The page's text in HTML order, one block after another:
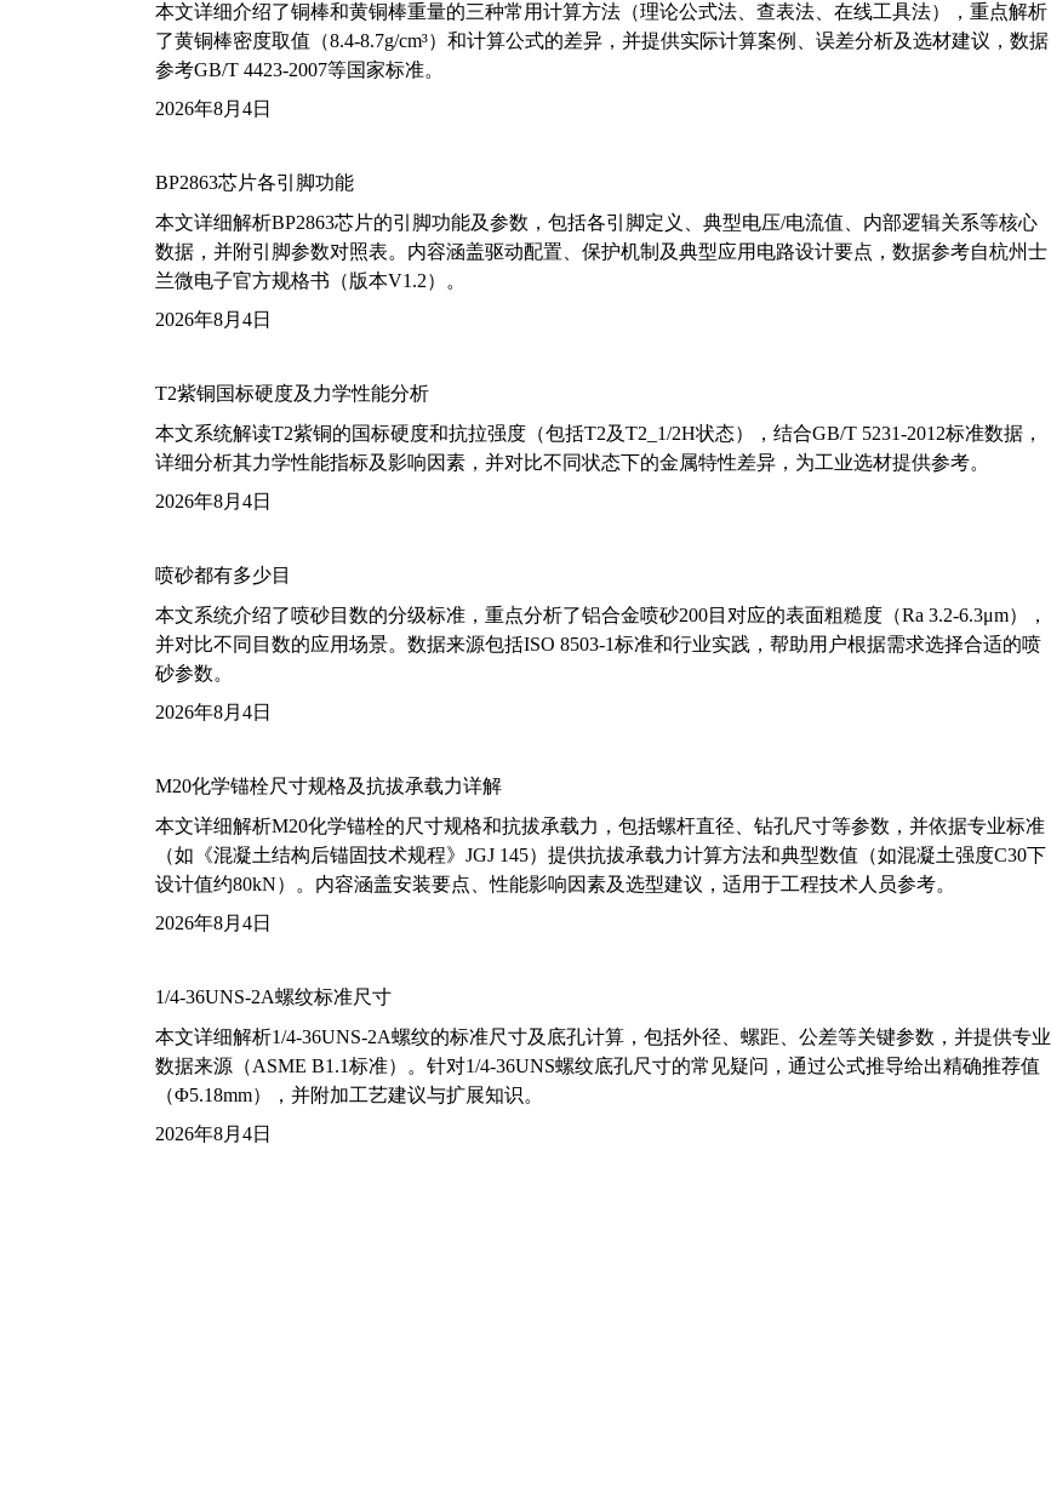
本文详细介绍了铜棒和黄铜棒重量的三种常用计算方法（理论公式法、查表法、在线工具法），重点解析
了黄铜棒密度取值（8.4-8.7g/cm³）和计算公式的差异，并提供实际计算案例、误差分析及选材建议，数据
参考GB/T 4423-2007等国家标准。
2026年8月4日
BP2863芯片各引脚功能
本文详细解析BP2863芯片的引脚功能及参数，包括各引脚定义、典型电压/电流值、内部逻辑关系等核心
数据，并附引脚参数对照表。内容涵盖驱动配置、保护机制及典型应用电路设计要点，数据参考自杭州士
兰微电子官方规格书（版本V1.2）。
2026年8月4日
T2紫铜国标硬度及力学性能分析
本文系统解读T2紫铜的国标硬度和抗拉强度（包括T2及T2_1/2H状态），结合GB/T 5231-2012标准数据，
详细分析其力学性能指标及影响因素，并对比不同状态下的金属特性差异，为工业选材提供参考。
2026年8月4日
喷砂都有多少目
本文系统介绍了喷砂目数的分级标准，重点分析了铝合金喷砂200目对应的表面粗糙度（Ra 3.2-6.3μm），
并对比不同目数的应用场景。数据来源包括ISO 8503-1标准和行业实践，帮助用户根据需求选择合适的喷
砂参数。
2026年8月4日
M20化学锚栓尺寸规格及抗拔承载力详解
本文详细解析M20化学锚栓的尺寸规格和抗拔承载力，包括螺杆直径、钻孔尺寸等参数，并依据专业标准
（如《混凝土结构后锚固技术规程》JGJ 145）提供抗拔承载力计算方法和典型数值（如混凝土强度C30下
设计值约80kN）。内容涵盖安装要点、性能影响因素及选型建议，适用于工程技术人员参考。
2026年8月4日
1/4-36UNS-2A螺纹标准尺寸
本文详细解析1/4-36UNS-2A螺纹的标准尺寸及底孔计算，包括外径、螺距、公差等关键参数，并提供专业
数据来源（ASME B1.1标准）。针对1/4-36UNS螺纹底孔尺寸的常见疑问，通过公式推导给出精确推荐值
（Φ5.18mm），并附加工艺建议与扩展知识。
2026年8月4日